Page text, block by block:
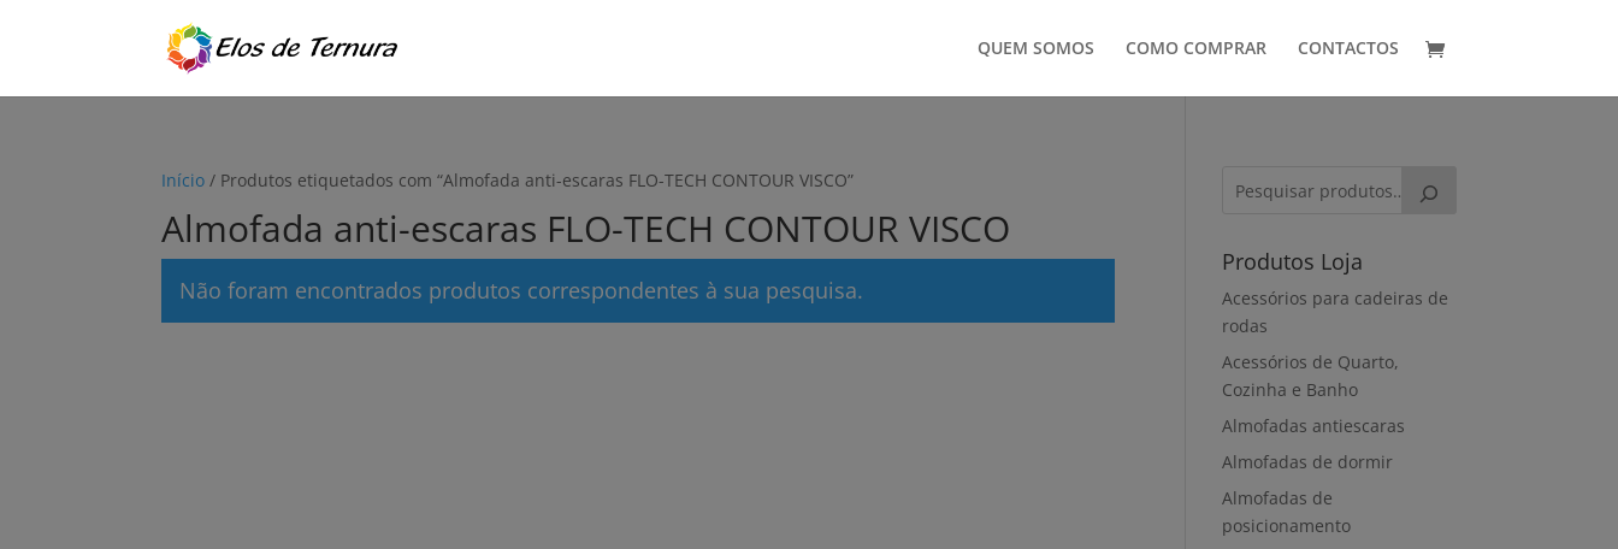
QUEM SOMOS COMO COMPRAR CONTACTOS
Início / Produtos etiquetados com “Almofada anti-escaras FLO-TECH CONTOUR VISCO”
Almofada anti-escaras FLO-TECH CONTOUR VISCO
Não foram encontrados produtos correspondentes à sua pesquisa.
Produtos Loja
Acessórios para cadeiras de
rodas
Acessórios de Quarto,
Cozinha e Banho
Almofadas antiescaras
Almofadas de dormir
Almofadas de
posicionamento